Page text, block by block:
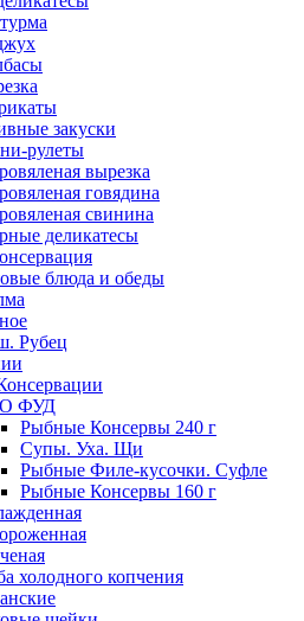
закуски
рулеты
вырезка
говядина
свинина
деликатесы
блюда и обеды
Рубец
ФУД
Рыбные Консервы 240 г
Супы. Уха. Щи
Рыбные Филе-кусочки. Суфле
Рыбные Консервы 160 г
холодного копчения